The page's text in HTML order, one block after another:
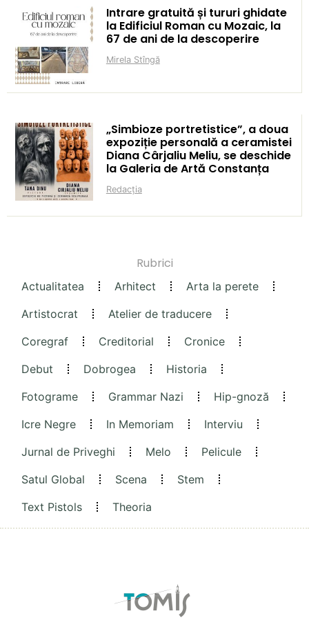
Intrare gratuită și tururi ghidate
la Edificiul Roman cu Mozaic, la
67 de ani de la descoperire
Mirela Stîngă
„Simbioze portretistice”, a doua
expoziție personală a ceramistei
Diana Cârjaliu Meliu, se deschide
la Galeria de Artă Constanța
Redacția
Rubrici
Actualitatea Arhitect
Arta la perete
Artistocrat
Atelier de traducere
Coregraf
Creditorial
Cronice
Debut
Dobrogea
Historia
Fotograme
Grammar Nazi
Hip-gnoză
Icre Negre
In Memoriam
Interviu
Jurnal de Priveghi
Melo
Pelicule
Satul Global
Scena
Stem
Text Pistols
Theoria